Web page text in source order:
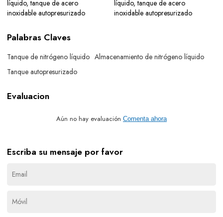
líquido, tanque de acero
inoxidable autopresurizado
líquido, tanque de acero
inoxidable autopresurizado
Palabras Claves
Tanque de nitrógeno líquido Almacenamiento de nitrógeno líquido
Tanque autopresurizado
Evaluacion
Aún no hay evaluación Comenta ahora
Escriba su mensaje por favor